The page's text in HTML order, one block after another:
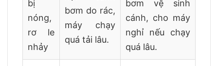
bị
nóng,
rơ le
nhảy
bơm do rác,
máy chạy
quá tải lâu.
bơm vệ sinh
cánh, cho máy
nghỉ nếu chạy
quá lâu.